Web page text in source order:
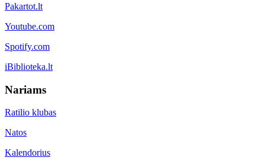
Pakartot.lt
Youtube.com
Spotify.com
iBiblioteka.lt
Nariams
Ratilio klubas
Natos
Kalendorius